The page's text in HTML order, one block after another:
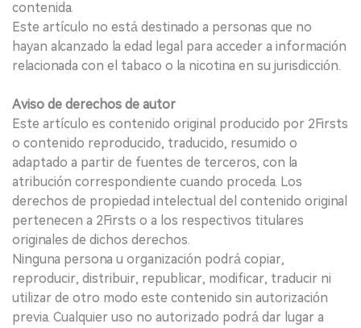
contenida.
Este artículo no está destinado a personas que no
hayan alcanzado la edad legal para acceder a información
relacionada con el tabaco o la nicotina en su jurisdicción.
Aviso de derechos de autor
Este artículo es contenido original producido por 2Firsts
o contenido reproducido, traducido, resumido o
adaptado a partir de fuentes de terceros, con la
atribución correspondiente cuando proceda. Los
derechos de propiedad intelectual del contenido original
pertenecen a 2Firsts o a los respectivos titulares
originales de dichos derechos.
Ninguna persona u organización podrá copiar,
reproducir, distribuir, republicar, modificar, traducir ni
utilizar de otro modo este contenido sin autorización
previa. Cualquier uso no autorizado podrá dar lugar a